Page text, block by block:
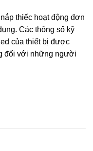
thiếc hoạt động đơn
Các thông số kỹ
của thiết bị được
đối với những người